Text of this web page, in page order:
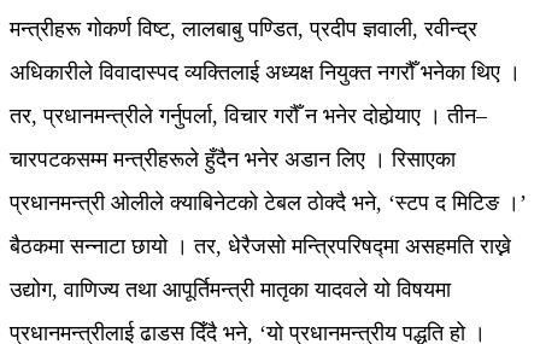
मन्त्रीहरू गोकर्ण विष्ट, लालबाबु पण्डित, प्रदीप ज्ञवाली, रवीन्द्र
अधिकारीले विवादास्पद व्यक्तिलाई अध्यक्ष नियुक्त नगरौँ भनेका थिए ।
तर, प्रधानमन्त्रीले गर्नुपर्ला, विचार गरौँ न भनेर दोहोर्‍याए । तीन–
चारपटकसम्म मन्त्रीहरूले हुँदैन भनेर अडान लिए । रिसाएका
प्रधानमन्त्री ओलीले क्याबिनेटको टेबल ठोक्दै भने, ‘स्टप द मिटिङ ।’
बैठकमा सन्नाटा छायो । तर, धेरैजसो मन्त्रिपरिषद्मा असहमति राख्ने
उद्योग, वाणिज्य तथा आपूर्तिमन्त्री मातृका यादवले यो विषयमा
प्रधानमन्त्रीलाई ढाडस दिँदै भने, ‘यो प्रधानमन्त्रीय पद्धति हो ।